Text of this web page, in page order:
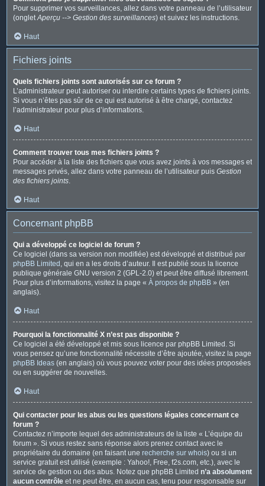
Pour supprimer vos surveillances, allez dans votre panneau de l’utilisateur
(ongletAperçu --> Gestion des surveillances) et suivez les instructions.
Haut
Fichiers joints
Quels fichiers joints sont autorisés sur ce forum ?
L’administrateur peut autoriser ou interdire certains types de fichiers joints.
Si vous n’êtes pas sûr de ce qui est autorisé à être chargé, contactez
l’administrateur pour plus d’informations.
Haut
Comment trouver tous mes fichiers joints ?
Pour accéder à la liste des fichiers que vous avez joints à vos messages et
messages privés, allez dans votre panneau de l’utilisateur puis Gestion
des fichiers joints.
Haut
Concernant phpBB
Qui a développé ce logiciel de forum ?
Ce logiciel (dans sa version non modifiée) est développé et distribué par
phpBB Limited , qui en a les droits d’auteur. Il est publié sous la licence
publique générale GNU version 2 (GPL-2.0) et peut être diffusé librement.
Pour plus d’informations, visitez la page « À propos de phpBB » (en
anglais).
Haut
Pourquoi la fonctionnalité X n’est pas disponible ?
Ce logiciel a été développé et mis sous licence par phpBB Limited. Si
vous pensez qu’une fonctionnalité nécessite d’être ajoutée, visitez la page
phpBB Ideas (en anglais) où vous pouvez voter pour des idées proposées
ou en suggérer de nouvelles.
Haut
Qui contacter pour les abus ou les questions légales concernant ce
forum ?
Contactez n’importe lequel des administrateurs de la liste « L’équipe du
forum ». Si vous restez sans réponse alors prenez contact avec le
propriétaire du domaine (en faisant une recherche sur whois) ou si un
service gratuit est utilisé (exemple : Yahoo!, Free, f2s.com, etc.), avec le
service de gestion ou des abus. Notez que phpBB Limited n’a absolument
aucun contrôle et ne peut être, en aucun cas, tenu pour responsable sur